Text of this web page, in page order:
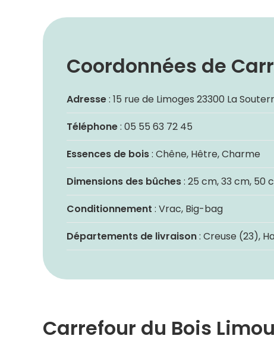
Coordonnées de
Adresse: 15 rue de Limoges 23300 La
Téléphone: 05 55 63 72 45
Essences de bois: Chêne, Hêtre, Charme
Dimensions des bûches: 25 cm, 33 cm, 50
Conditionnement : Vrac, Big-bag
Départements de livraison: Creuse (23),
Carrefour du Bois